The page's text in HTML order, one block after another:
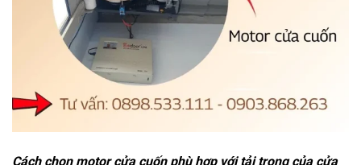
Cách chọn motor cửa cuốn phù hợp với tải trọng của cửa